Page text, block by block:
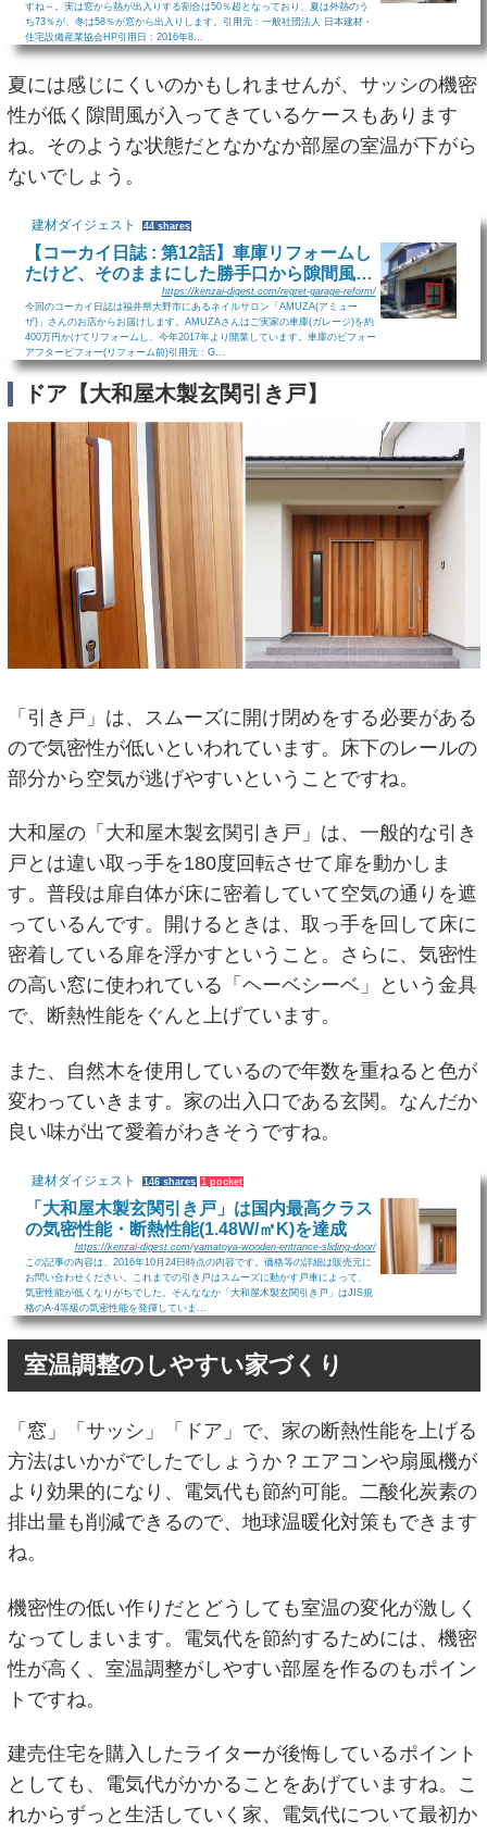
すね～。実は窓から熱が出入りする割合は50％超となっており、夏は外熱のう
ち73％が、冬は58％が窓から出入りします。引用元 : 一般社団法人 日本建材・
住宅設備産業協会HP引用日 : 2016年8...
夏には感じにくいのかもしれませんが、サッシの機密
性が低く隙間風が入ってきているケースもあります
ね。そのような状態だとなかなか部屋の室温が下がら
ないでしょう。
建材ダイジェスト 44 shares
【コーカイ日誌 : 第12話】車庫リフォームし
たけど、そのままにした勝手口から隙間風…
https://kenzai-digest.com/regret-garage-reform/
今回のコーカイ日誌は福井県大野市にあるネイルサロン「AMUZA(アミュー
ザ)」さんのお店からお届けします。AMUZAさんはご実家の車庫(ガレージ)を約
400万円かけてリフォームし、今年2017年より開業しています。車庫のビフォー
アフタービフォー(リフォーム前)引用元 : G...
ドア【大和屋木製玄関引き戸】
「引き戸」は、スムーズに開け閉めをする必要がある
ので気密性が低いといわれています。床下のレールの
部分から空気が逃げやすいということですね。
大和屋の「大和屋木製玄関引き戸」は、一般的な引き
戸とは違い取っ手を180度回転させて扉を動かしま
す。普段は扉自体が床に密着していて空気の通りを遮
っているんです。開けるときは、取っ手を回して床に
密着している扉を浮かすということ。さらに、気密性
の高い窓に使われている「ヘーベシーベ」という金具
で、断熱性能をぐんと上げています。
また、自然木を使用しているので年数を重ねると色が
変わっていきます。家の出入口である玄関。なんだか
良い味が出て愛着がわきそうですね。
建材ダイジェスト 146 shares 1 pocket
「大和屋木製玄関引き戸」は国内最高クラス
の気密性能・断熱性能(1.48W/㎡K)を達成
https://kenzai-digest.com/yamatoya-wooden-entrance-sliding-door/
この記事の内容は、2016年10月24日時点の内容です。価格等の詳細は販売元に
お問い合わせください。これまでの引き戸はスムーズに動かす戸車によって、
気密性能が低くなりがちでした。そんななか「大和屋木製玄関引き戸」はJIS規
格のA-4等級の気密性能を発揮していま...
室温調整のしやすい家づくり
「窓」「サッシ」「ドア」で、家の断熱性能を上げる
方法はいかがでしたでしょうか？エアコンや扇風機が
より効果的になり、電気代も節約可能。二酸化炭素の
排出量も削減できるので、地球温暖化対策もできます
ね。
機密性の低い作りだとどうしても室温の変化が激しく
なってしまいます。電気代を節約するためには、機密
性が高く、室温調整がしやすい部屋を作るのもポイン
トですね。
建売住宅を購入したライターが後悔しているポイント
としても、電気代がかかることをあげていますね。こ
れからずっと生活していく家、電気代について最初か